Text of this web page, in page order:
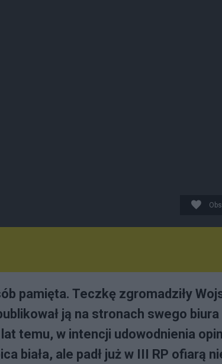
pamięta. Teczkę zgromadziły
ją na stronach swego biura
temu, w intencji udowodnienia
biała, ale padł już w III RP ofiarą